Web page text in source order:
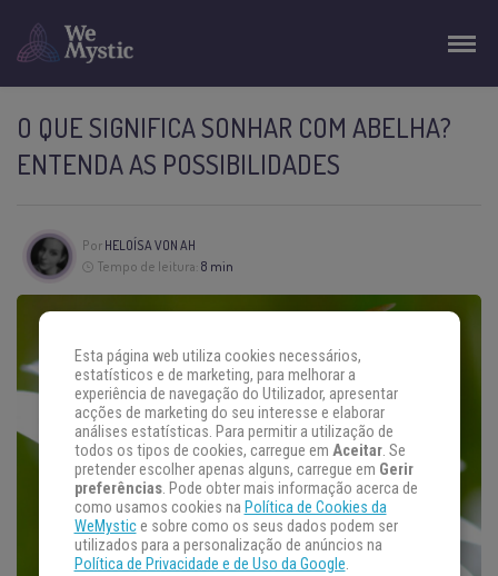
O QUE SIGNIFICA SONHAR COM ABELHA?
ENTENDA AS POSSIBILIDADES
Por HELOÍSA VON AH
Tempo de leitura: 8 min
Esta página web utiliza cookies necessários,
estatísticos e de marketing, para melhorar a
experiência de navegação do Utilizador, apresentar
acções de marketing do seu interesse e elaborar
análises estatísticas. Para permitir a utilização de
todos os tipos de cookies, carregue em Aceitar. Se
pretender escolher apenas alguns, carregue em Gerir
preferências. Pode obter mais informação acerca de
como usamos cookies na Política de Cookies da
WeMystice sobre como os seus dados podem ser
utilizados para a personalização de anúncios na
Política de Privacidade e de Uso da Google.